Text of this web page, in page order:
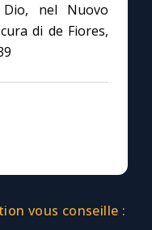
nel Nuovo
di de Fiores,
vous conseille :